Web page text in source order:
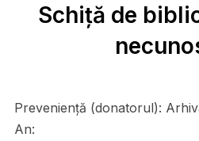
Schiță de
Preveniență (donatorul):
An: